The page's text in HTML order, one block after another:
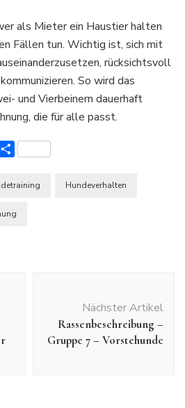
als Mieter ein Haustier halten
Fällen tun. Wichtig ist, sich mit
rücksichtsvoll
So wird das
und Vierbeinern dauerhaft
die für alle passt.
WhatsApp
Teilen
Hundeverhalten
Nächster Artikel
Rassenbeschreibung –
Gruppe 7 – Vorstehunde